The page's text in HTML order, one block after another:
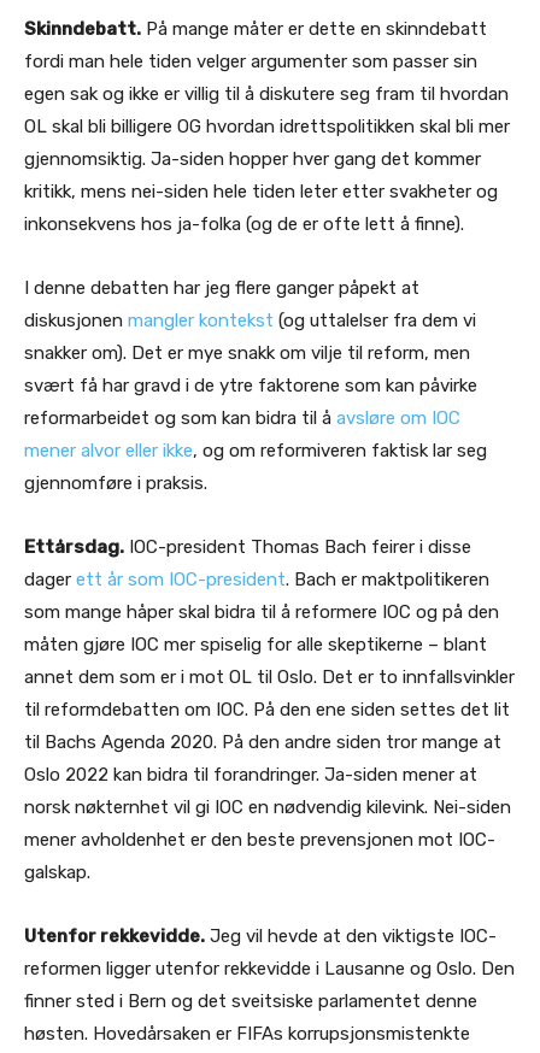
Skinndebatt. På mange måter er dette en skinndebatt
fordi man hele tiden velger argumenter som passer sin
egen sak og ikke er villig til å diskutere seg fram til hvordan
OL skal bli billigere OG hvordan idrettspolitikken skal bli mer
gjennomsiktig. Ja-siden hopper hver gang det kommer
kritikk, mens nei-siden hele tiden leter etter svakheter og
inkonsekvens hos ja-folka (og de er ofte lett å finne).
I denne debatten har jeg flere ganger påpekt at
diskusjonen mangler kontekst (og uttalelser fra dem vi
snakker om). Det er mye snakk om vilje til reform, men
svært få har gravd i de ytre faktorene som kan påvirke
reformarbeidet og som kan bidra til å avsløre om IOC
mener alvor eller ikke, og om reformiveren faktisk lar seg
gjennomføre i praksis.
Ettårsdag. IOC-president Thomas Bach feirer i disse
dager ett år som IOC-president. Bach er maktpolitikeren
som mange håper skal bidra til å reformere IOC og på den
måten gjøre IOC mer spiselig for alle skeptikerne – blant
annet dem som er i mot OL til Oslo. Det er to innfallsvinkler
til reformdebatten om IOC. På den ene siden settes det lit
til Bachs Agenda 2020. På den andre siden tror mange at
Oslo 2022 kan bidra til forandringer. Ja-siden mener at
norsk nøkternhet vil gi IOC en nødvendig kilevink. Nei-siden
mener avholdenhet er den beste prevensjonen mot IOC-
galskap.
Utenfor rekkevidde. Jeg vil hevde at den viktigste IOC-
reformen ligger utenfor rekkevidde i Lausanne og Oslo. Den
finner sted i Bern og det sveitsiske parlamentet denne
høsten. Hovedårsaken er FIFAs korrupsjonsmistenkte